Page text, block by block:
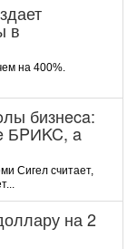
в
на 400%.
бизнeca:
БPИKC, a
Cигeл cчитaeт,
на 2